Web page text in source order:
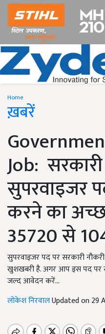
Home
ख़बरें
Job: सरकारी
सुपरवाइजर
करने का
35720 से
सुपरवाइजर पद पर सरकारी
खुशखबरी है. अगर आप इस पद पर
जल्द आवेदन करें...
लोकेश निरवालUpdated on 29